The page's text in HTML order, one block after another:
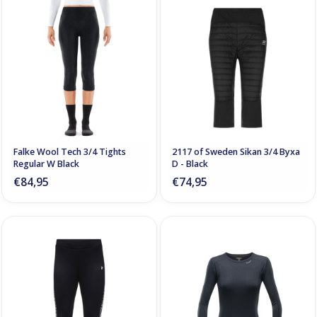
Falke Wool Tech 3/4 Tights
Regular W Black
€84,95
2117 of Sweden Sikan 3/4 Byxa
D - Black
€74,95